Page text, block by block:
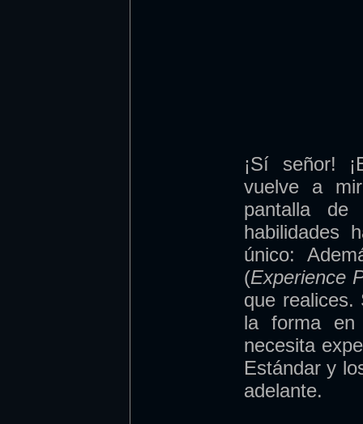
¡Sí señor!
vuelve a
pantalla de
habilidades
único:
(Experience
que realices.
la forma en
necesita
Estándar y
adelante.